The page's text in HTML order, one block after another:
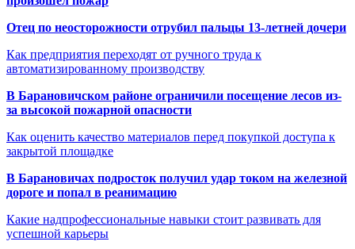
Отец по неосторожности отрубил пальцы 13-летней дочери
Как предприятия переходят от ручного труда к
автоматизированному производству
В Барановичском районе ограничили посещение лесов из-
за высокой пожарной опасности
Как оценить качество материалов перед покупкой доступа к
закрытой площадке
В Барановичах подросток получил удар током на железной
дороге и попал в реанимацию
Какие надпрофессиональные навыки стоит развивать для
успешной карьеры